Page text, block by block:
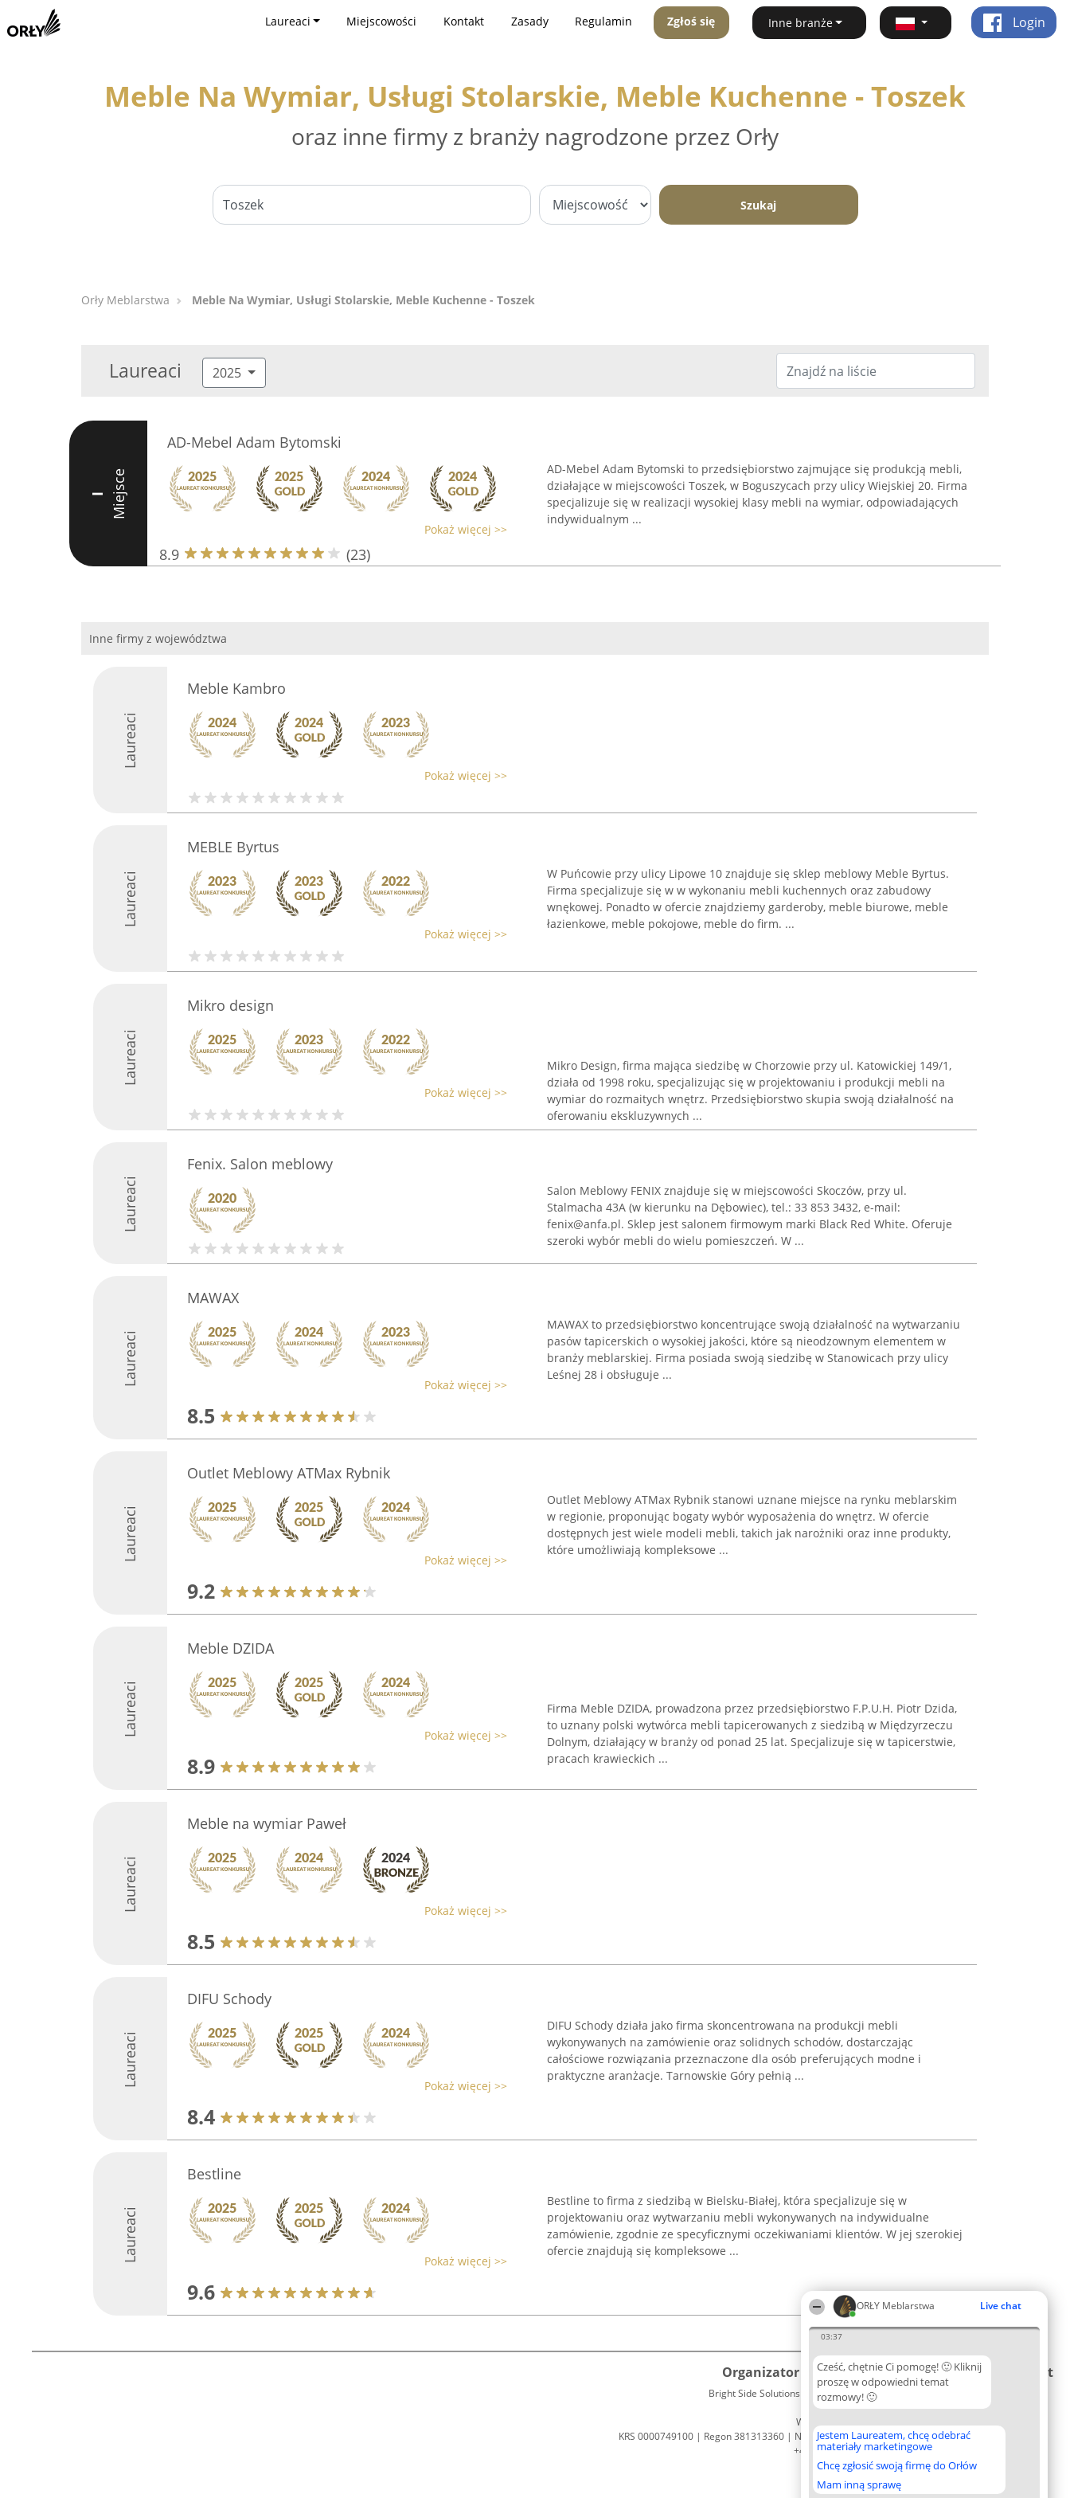
ORŁY Meblarstwa Live chat
03:37
Cześć, chętnie Ci pomogę! 🙂 Kliknij
proszę w odpowiedni temat
rozmowy! 🙂
Jestem Laureatem, chcę odebrać
materiały marketingowe
Chcę zgłosić swoją firmę do Orłów
Mam inną sprawę
Laureaci Miejscowości Kontakt Zasady Regulamin Zgłoś się Inne branże Login
Meble Na Wymiar, Usługi Stolarskie, Meble Kuchenne - Toszek
oraz inne firmy z branży nagrodzone przez Orły
Szukaj
Orły Meblarstwa Meble Na Wymiar, Usługi Stolarskie, Meble Kuchenne - Toszek
Laureaci 2025
I Miejsce
AD-Mebel Adam Bytomski
Pokaż więcej >>
8.9 (23)
AD-Mebel Adam Bytomski to przedsiębiorstwo zajmujące się produkcją mebli,
działające w miejscowości Toszek, w Boguszycach przy ulicy Wiejskiej 20. Firma
specjalizuje się w realizacji wysokiej klasy mebli na wymiar, odpowiadających
indywidualnym ...
Inne firmy z województwa
Laureaci
Meble Kambro
Pokaż więcej >>
Laureaci
MEBLE Byrtus
Pokaż więcej >>
W Puńcowie przy ulicy Lipowe 10 znajduje się sklep meblowy Meble Byrtus.
Firma specjalizuje się w w wykonaniu mebli kuchennych oraz zabudowy
wnękowej. Ponadto w ofercie znajdziemy garderoby, meble biurowe, meble
łazienkowe, meble pokojowe, meble do firm. ...
Laureaci
Mikro design
Pokaż więcej >>
Mikro Design, firma mająca siedzibę w Chorzowie przy ul. Katowickiej 149/1,
działa od 1998 roku, specjalizując się w projektowaniu i produkcji mebli na
wymiar do rozmaitych wnętrz. Przedsiębiorstwo skupia swoją działalność na
oferowaniu ekskluzywnych ...
Laureaci
Fenix. Salon meblowy
Salon Meblowy FENIX znajduje się w miejscowości Skoczów, przy ul.
Stalmacha 43A (w kierunku na Dębowiec), tel.: 33 853 3432, e-mail:
fenix@anfa.pl. Sklep jest salonem firmowym marki Black Red White. Oferuje
szeroki wybór mebli do wielu pomieszczeń. W ...
Laureaci
MAWAX
Pokaż więcej >>
8.5
MAWAX to przedsiębiorstwo koncentrujące swoją działalność na wytwarzaniu
pasów tapicerskich o wysokiej jakości, które są nieodzownym elementem w
branży meblarskiej. Firma posiada swoją siedzibę w Stanowicach przy ulicy
Leśnej 28 i obsługuje ...
Laureaci
Outlet Meblowy ATMax Rybnik
Pokaż więcej >>
9.2
Outlet Meblowy ATMax Rybnik stanowi uznane miejsce na rynku meblarskim
w regionie, proponując bogaty wybór wyposażenia do wnętrz. W ofercie
dostępnych jest wiele modeli mebli, takich jak narożniki oraz inne produkty,
które umożliwiają kompleksowe ...
Laureaci
Meble DZIDA
Pokaż więcej >>
8.9
Firma Meble DZIDA, prowadzona przez przedsiębiorstwo F.P.U.H. Piotr Dzida,
to uznany polski wytwórca mebli tapicerowanych z siedzibą w Międzyrzeczu
Dolnym, działający w branży od ponad 25 lat. Specjalizuje się w tapicerstwie,
pracach krawieckich ...
Laureaci
Meble na wymiar Paweł
Pokaż więcej >>
8.5
Laureaci
DIFU Schody
Pokaż więcej >>
8.4
DIFU Schody działa jako firma skoncentrowana na produkcji mebli
wykonywanych na zamówienie oraz solidnych schodów, dostarczając
całościowe rozwiązania przeznaczone dla osób preferujących modne i
praktyczne aranżacje. Tarnowskie Góry pełnią ...
Laureaci
Bestline
Pokaż więcej >>
9.6
Bestline to firma z siedzibą w Bielsku-Białej, która specjalizuje się w
projektowaniu oraz wytwarzaniu mebli wykonywanych na indywidualne
zamówienie, zgodnie ze specyficznymi oczekiwaniami klientów. W jej szerokiej
ofercie znajdują się kompleksowe ...
Organizator plebiscytu
Bright Side Solutions sp. z o. o. sp. k.
ul. Ruska 22
Wrocław 50-079
KRS 0000749100 | Regon 381313360 | NIP 8943132676
+48 508 492 400
Plebiscyt
Lista
Laureatów
Zasady
Regulamin
Prywatności
Kontakt